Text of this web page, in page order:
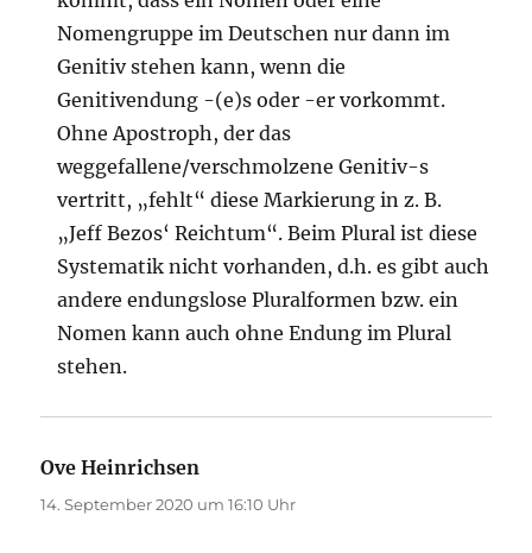
Nomengruppe im Deutschen nur dann im
Genitiv stehen kann, wenn die
Genitivendung -(e)s oder -er vorkommt.
Ohne Apostroph, der das
weggefallene/verschmolzene Genitiv-s
vertritt, „fehlt“ diese Markierung in z. B.
„Jeff Bezos‘ Reichtum“. Beim Plural ist diese
Systematik nicht vorhanden, d.h. es gibt auch
andere endungslose Pluralformen bzw. ein
Nomen kann auch ohne Endung im Plural
stehen.
Ove Heinrichsen
14. September 2020 um 16:10 Uhr